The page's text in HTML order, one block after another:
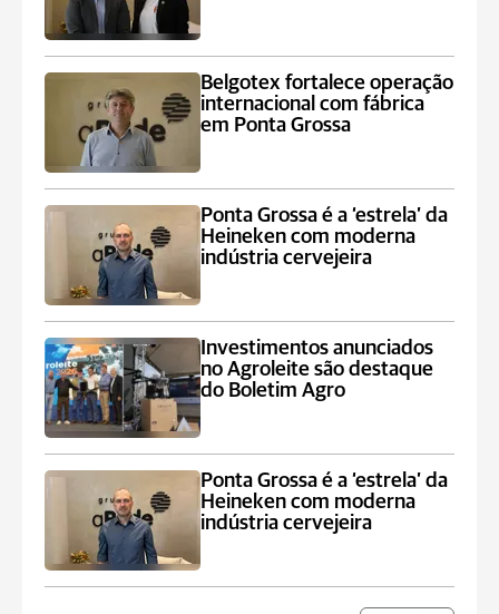
Belgotex fortalece operação
internacional com fábrica
em Ponta Grossa
Ponta Grossa é a ‘estrela’ da
Heineken com moderna
indústria cervejeira
Investimentos anunciados
no Agroleite são destaque
do Boletim Agro
Ponta Grossa é a ‘estrela’ da
Heineken com moderna
indústria cervejeira